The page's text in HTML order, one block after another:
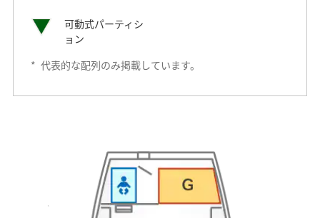
可動式パーティシ
ョン
* 代表的な配列のみ掲載しています。